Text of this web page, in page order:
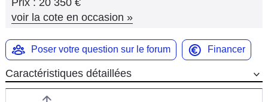
Moto
Marques
voir la cote en occasion »
Poser votre question sur le forum Financer
Caractéristiques détaillées